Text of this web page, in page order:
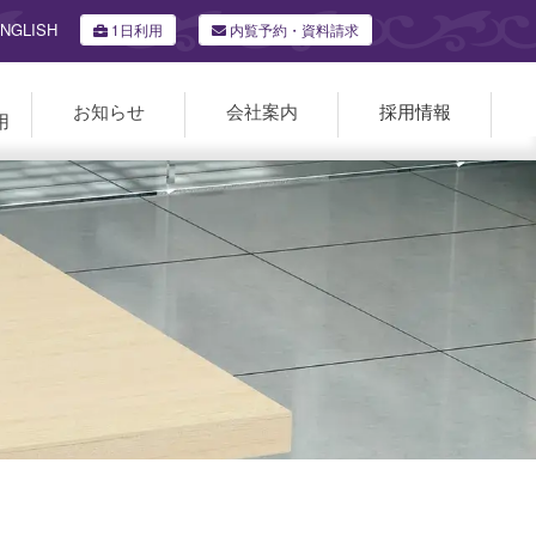
1日利用 内覧予約・資料請求
お知らせ 会社案内 採用情報